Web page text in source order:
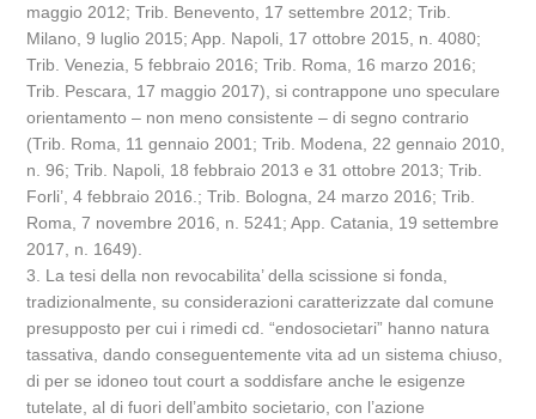
maggio 2012; Trib. Benevento, 17 settembre 2012; Trib.
Milano, 9 luglio 2015; App. Napoli, 17 ottobre 2015, n. 4080;
Trib. Venezia, 5 febbraio 2016; Trib. Roma, 16 marzo 2016;
Trib. Pescara, 17 maggio 2017), si contrappone uno speculare
orientamento – non meno consistente – di segno contrario
(Trib. Roma, 11 gennaio 2001; Trib. Modena, 22 gennaio 2010,
n. 96; Trib. Napoli, 18 febbraio 2013 e 31 ottobre 2013; Trib.
Forli’, 4 febbraio 2016.; Trib. Bologna, 24 marzo 2016; Trib.
Roma, 7 novembre 2016, n. 5241; App. Catania, 19 settembre
2017, n. 1649).
3. La tesi della non revocabilita’ della scissione si fonda,
tradizionalmente, su considerazioni caratterizzate dal comune
presupposto per cui i rimedi cd. “endosocietari” hanno natura
tassativa, dando conseguentemente vita ad un sistema chiuso,
di per se idoneo tout court a soddisfare anche le esigenze
tutelate, al di fuori dell’ambito societario, con l’azione